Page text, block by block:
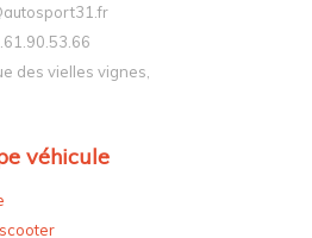
des vielles vignes,
véhicule